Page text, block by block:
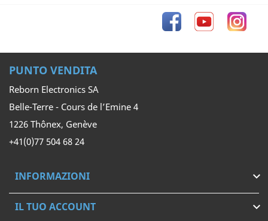
FacebookYouTube
PUNTO VENDITA
Reborn Electronics SA
Belle-Terre - Cours de l’Emine 4
1226 Thônex, Genève
+41(0)77 504 68 24
INFORMAZIONI 
IL TUO ACCOUNT 